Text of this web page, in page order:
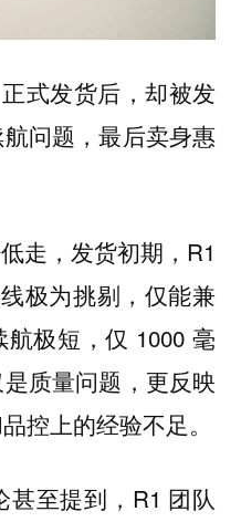
式发货后，却被发
问题，最后卖身惠
走，发货初期，R1
极为挑剔，仅能兼
极短，仅 1000 毫
质量问题，更反映
控上的经验不足。
甚至提到，R1 团队